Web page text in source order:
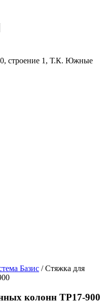
строение 1, Т.К. Южные
Базис / Стяжка для
колонн TP17-900